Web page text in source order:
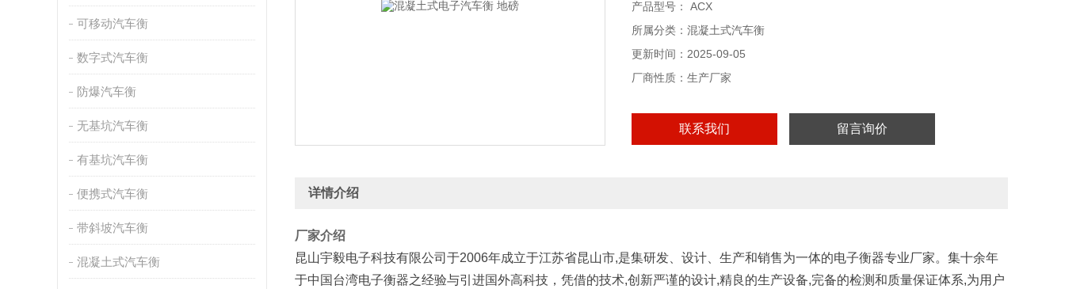
可移动汽车衡
数字式汽车衡
防爆汽车衡
无基坑汽车衡
有基坑汽车衡
便携式汽车衡
带斜坡汽车衡
混凝土式汽车衡
产品型号： ACX
所属分类：混凝土式汽车衡
更新时间：2025-09-05
厂商性质：生产厂家
联系我们 留言询价
详情介绍
厂家介绍
昆山宇毅电子科技有限公司于2006年成立于江苏省昆山市,是集研发、设计、生产和销售为一体的电子衡器专业厂家。集十余年
于中国台湾电子衡器之经验与引进国外高科技，凭借的技术,创新严谨的设计,精良的生产设备,完备的检测和质量保证体系,为用户